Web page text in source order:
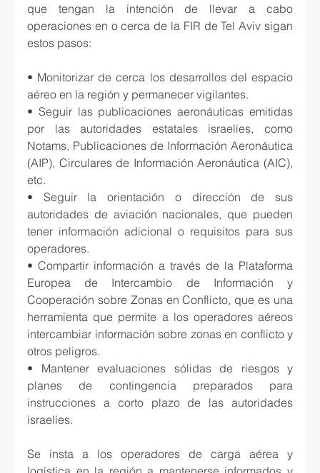
que tengan la intención de llevar a cabo
operaciones en o cerca de la FIR de Tel Aviv sigan
estos pasos:
• Monitorizar de cerca los desarrollos del espacio
aéreo en la región y permanecer vigilantes.
• Seguir las publicaciones aeronáuticas emitidas
por las autoridades estatales israelíes, como
Notams, Publicaciones de Información Aeronáutica
(AIP), Circulares de Información Aeronáutica (AIC),
etc.
• Seguir la orientación o dirección de sus
autoridades de aviación nacionales, que pueden
tener información adicional o requisitos para sus
operadores.
• Compartir información a través de la Plataforma
Europea de Intercambio de Información y
Cooperación sobre Zonas en Conflicto, que es una
herramienta que permite a los operadores aéreos
intercambiar información sobre zonas en conflicto y
otros peligros.
• Mantener evaluaciones sólidas de riesgos y
planes de contingencia preparados para
instrucciones a corto plazo de las autoridades
israelíes.
Se insta a los operadores de carga aérea y